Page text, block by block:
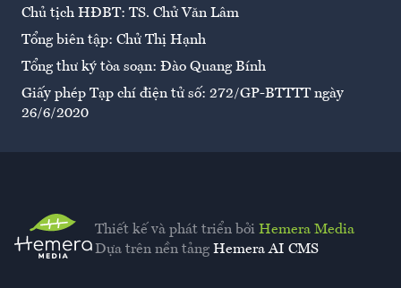
Chủ tịch HĐBT: TS. Chử Văn Lâm
Tổng biên tập: Chử Thị Hạnh
Tổng thư ký tòa soạn: Đào Quang Bính
Giấy phép Tạp chí điện tử số: 272/GP-BTTTT ngày
26/6/2020
Thiết kế và phát triển bởi Hemera Media
Dựa trên nền tảng Hemera AI CMS